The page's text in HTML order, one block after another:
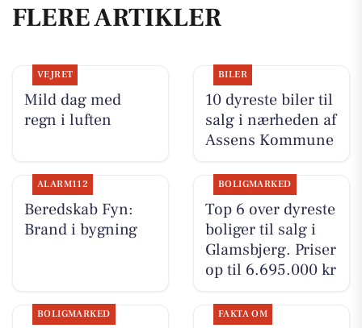
FLERE ARTIKLER
VEJRET
Mild dag med
regn i luften
BILER
10 dyreste biler til
salg i nærheden af
Assens Kommune
ALARM112
Beredskab Fyn:
Brand i bygning
BOLIGMARKED
Top 6 over dyreste
boliger til salg i
Glamsbjerg. Priser
op til 6.695.000 kr
BOLIGMARKED FAKTA OM